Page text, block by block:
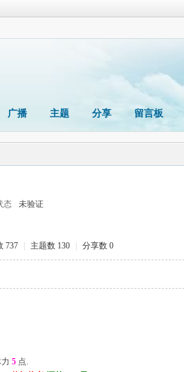
广播 主题 分享 留言板
态
未验证
737 主题数 130 分享数 0
5 点.